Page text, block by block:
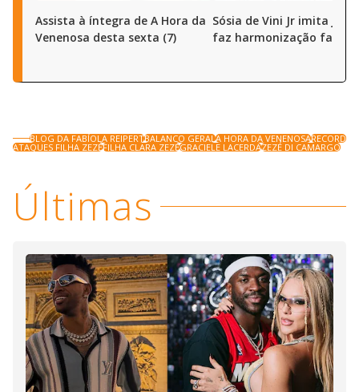
Assista à íntegra de A Hora da
Venenosa desta sexta (7)
Sósia de Vini Jr imita
faz harmonização facial
BLOG DA FABÍOLA REIPERTBALANCO GERALA HORA DA VENENOSARECORD
ATAQUES FILHA ZEZÉFILHA CLARA ZEZÉGRACIELE LACERDAZEZÉ DI CAMARGO
Últimas